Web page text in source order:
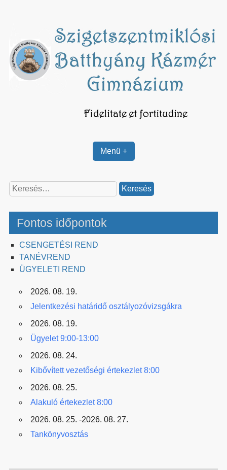
Menü +
Keresés:
Fontos időpontok
CSENGETÉSI REND
TANÉVREND
ÜGYELETI REND
2026. 08. 19.
Jelentkezési határidő osztályozóvizsgákra
2026. 08. 19.
Ügyelet 9:00-13:00
2026. 08. 24.
Kibővített vezetőségi értekezlet 8:00
2026. 08. 25.
Alakuló értekezlet 8:00
2026. 08. 25. -2026. 08. 27.
Tankönyvosztás